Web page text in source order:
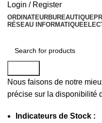
Login / Register
ORDINATEURBUREAUTIQUE
RÉSEAU INFORMATIQUE
Nous faisons de notre
précise sur la disponibilité
Indicateurs de Stock :